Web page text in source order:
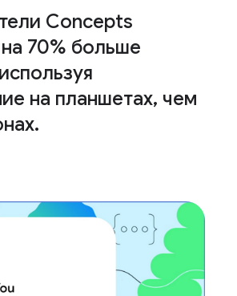
Concepts
70% больше
используя
на планшетах, чем
.